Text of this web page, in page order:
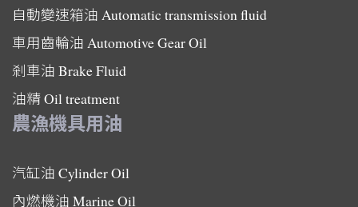
自動變速箱油 Automatic transmission fluid
車用齒輪油 Automotive Gear Oil
剎車油 Brake Fluid
油精Oil treatment
農漁機具用油
汽缸油 Cylinder Oil
內燃機油 Marine Oil